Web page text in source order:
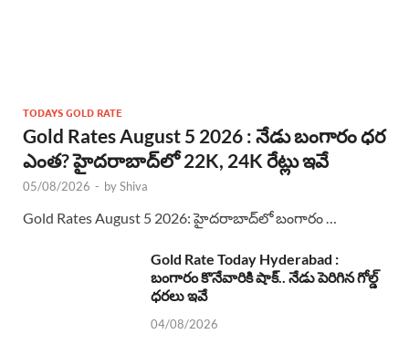
TODAYS GOLD RATE
Gold Rates August 5 2026 : నేడు బంగారం ధర
ఎంత? హైదరాబాద్‌లో 22K, 24K రేట్లు ఇవే
05/08/2026 - byShiva
Gold Rates August 5 2026: హైదరాబాద్‌లో బంగారం …
Gold Rate Today Hyderabad :
బంగారం కొనేవారికి షాక్.. నేడు పెరిగిన గోల్డ్
ధరలు ఇవే
04/08/2026